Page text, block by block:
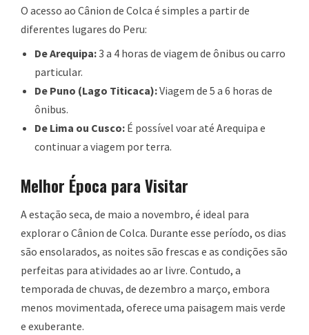
O acesso ao Cânion de Colca é simples a partir de
diferentes lugares do Peru:
De Arequipa:3 a 4 horas de viagem de ônibus ou carro
particular.
De Puno (Lago Titicaca):Viagem de 5 a 6 horas de
ônibus.
De Lima ou Cusco: É possível voar até Arequipa e
continuar a viagem por terra.
Melhor Época para Visitar
A estação seca, de maio a novembro, é ideal para
explorar o Cânion de Colca. Durante esse período, os dias
são ensolarados, as noites são frescas e as condições são
perfeitas para atividades ao ar livre. Contudo, a
temporada de chuvas, de dezembro a março, embora
menos movimentada, oferece uma paisagem mais verde
e exuberante.